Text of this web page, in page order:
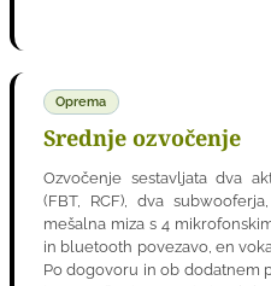
Oprema
Srednje ozvočenje
Ozvočenje sestavljata dva
(FBT, RCF), dva
mešalna miza s 4
in bluetooth povezavo, en
Po dogovoru in ob dodatnem